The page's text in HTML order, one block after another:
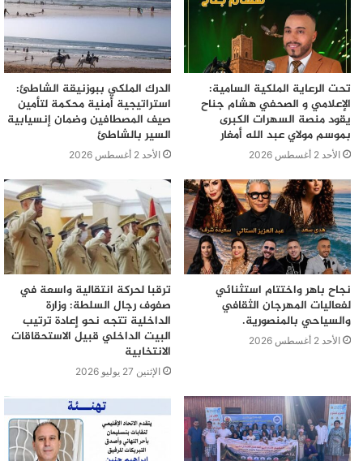
تحت الرعاية الملكية السامية:
الإعلامي و الصحفي هشام جناح
يقود منصة السهرات الكبرى
بموسم مولاي عبد الله أمغار
الأحد 2 أغسطس 2026
الدرك الملكي ببوزنيقة الشاطئ:
استراتيجية أمنية محكمة لتأمين
صيف المصطافين وضمان إنسيابية
السير بالشاطئ
الأحد 2 أغسطس 2026
نجاح باهر واختتام استثنائي
لفعاليات المهرجان الثقافي
والسياحي بالمنصورية.
الأحد 2 أغسطس 2026
ترقبا لحركة انتقالية واسعة في
صفوف رجال السلطة: وزارة
الداخلية تتجه نحو إعادة ترتيب
البيت الداخلي قبيل الاستحقاقات
الانتخابية
الإثنين 27 يوليو 2026